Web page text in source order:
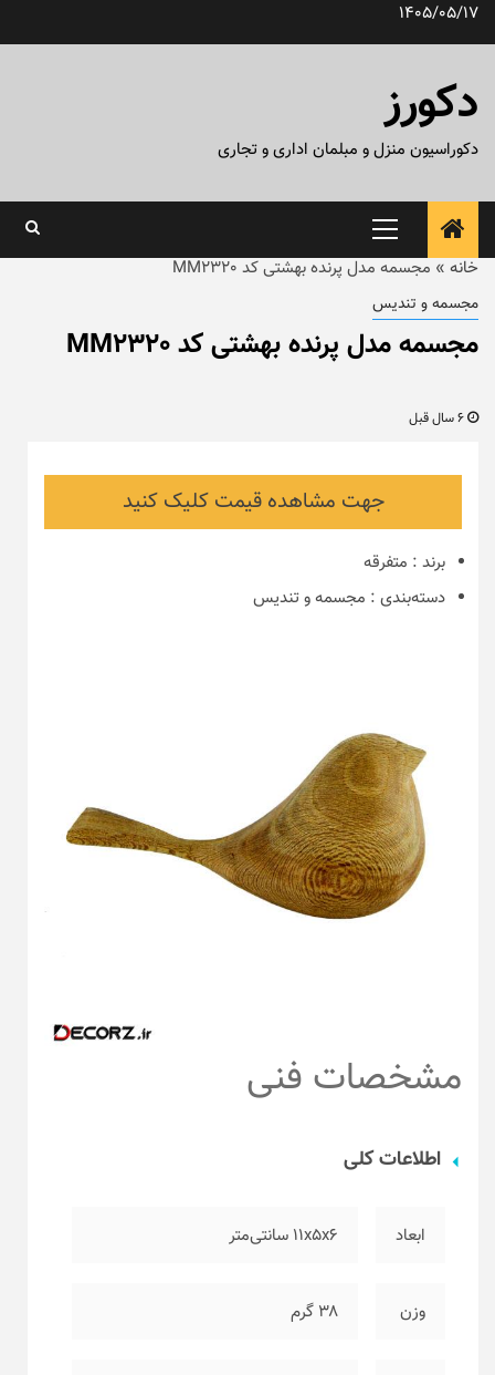
پرش1405/05/17
دکورز
دکوراسیون منزل و مبلمان اداری و تجاری
منوی
اصلی
خانه » مجسمه مدل پرنده بهشتی کد MM2320
مجسمه و تندیس
مجسمه مدل پرنده بهشتی کد MM2320
جهت مشاهده قیمت کلیک کنید
برند : متفرقه
دسته‌بندی : مجسمه و تندیس
مشخصات فنی
اطلاعات کلی
ابعاد ۱۱x5x6 سانتی‌متر
وزن ۳۸ گرم